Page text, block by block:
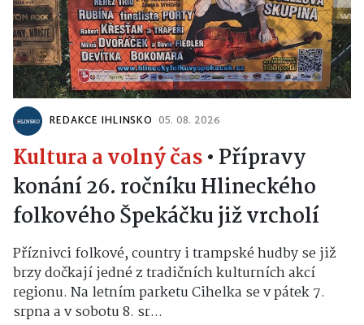
REDAKCE IHLINSKO 05. 08. 2026
Kultura a volný čas• Přípravy
konání 26. ročníku Hlineckého
folkového Špekáčku již vrcholí
Příznivci folkové, country i trampské hudby se již
brzy dočkají jedné z tradičních kulturních akcí
regionu. Na letním parketu Cihelka se v pátek 7.
srpna a v sobotu 8. sr...